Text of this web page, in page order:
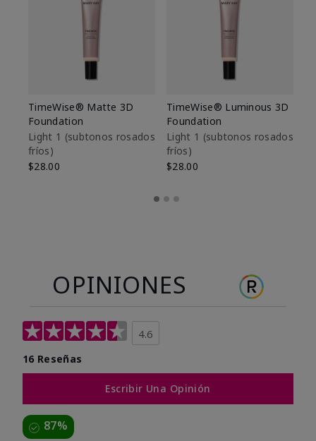
TimeWise® Matte 3D
Foundation
Light 1​ (subtonos rosados
fríos)
$28.00
TimeWise® Luminous 3D
Foundation
Light 1​ (subtonos rosados
fríos)
$28.00
OPINIONES
4.6
16 Reseñas
Escribir Una Opinión
87%